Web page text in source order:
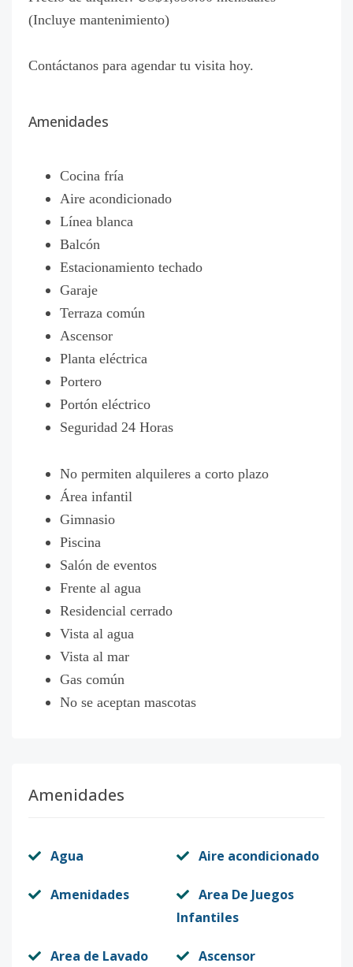
(Incluye mantenimiento)
Contáctanos para agendar tu visita hoy.
Amenidades
Cocina fría
Aire acondicionado
Línea blanca
Balcón
Estacionamiento techado
Garaje
Terraza común
Ascensor
Planta eléctrica
Portero
Portón eléctrico
Seguridad 24 Horas
No permiten alquileres a corto plazo
Área infantil
Gimnasio
Piscina
Salón de eventos
Frente al agua
Residencial cerrado
Vista al agua
Vista al mar
Gas común
No se aceptan mascotas
Amenidades
Agua Aire acondicionado
Amenidades
Area De Juegos
Infantiles
Area de Lavado Ascensor